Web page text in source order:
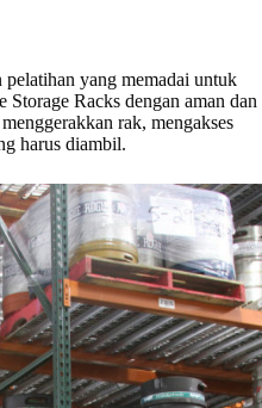
pelatihan yang memadai untuk
Racks dengan aman dan
rak, mengakses
harus diambil.